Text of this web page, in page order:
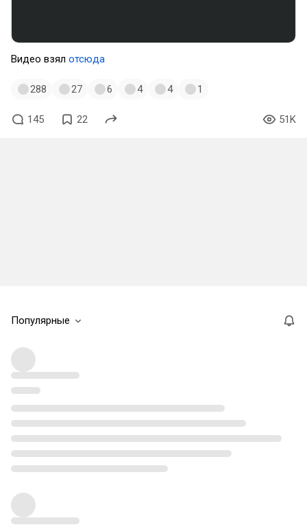
Видео взял отсюда
288 27 6 4 4 1
145 22 51K
Популярные